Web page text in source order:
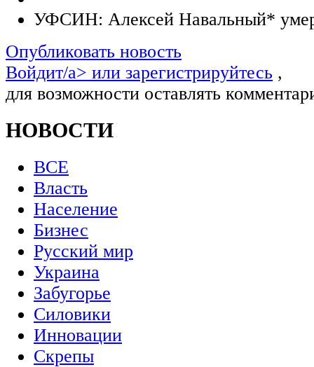
УФСИН: Алексей Навальный*
Опубликовать новость
Войдит/a> или зарегистрируйтесь ,
для возможности оставлять
НОВОСТИ
ВСЕ
Власть
Население
Бизнес
Русский мир
Украина
Забугорье
Силовики
Инновации
Скрепы